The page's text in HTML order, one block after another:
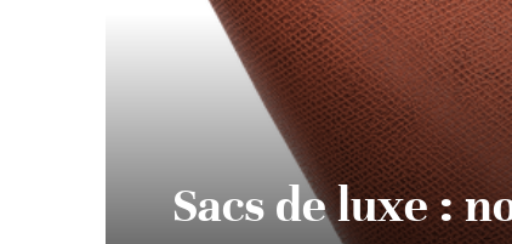
Sacs de luxe :